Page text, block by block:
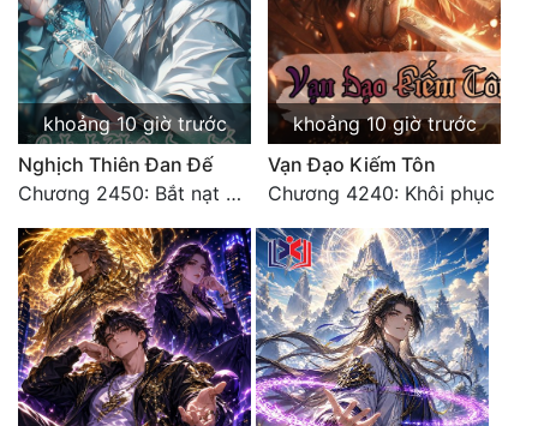
khoảng 10 giờ trước
Nghịch Thiên Đan Đế
Chương 2450: Bắt nạt kẻ thật thà
khoảng 10 giờ trước
Vạn Đạo Kiếm Tôn
Chương 4240: Khôi phục